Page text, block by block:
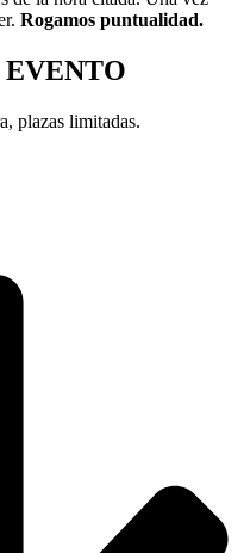
Rogamos puntualidad.
EVENTO
plazas limitadas.